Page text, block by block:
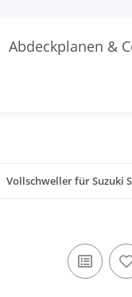
Abdeckplanen &
Vollschweller für Suzuki